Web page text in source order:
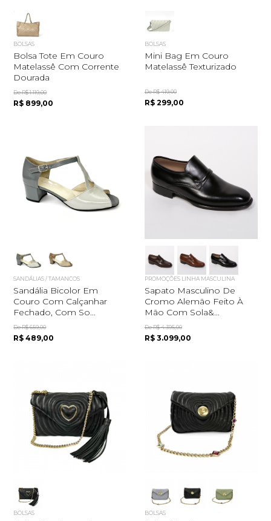
BOLSAS
Bolsa Tote Em Couro
Matelassê Com Corrente
Dourada
De R$ 1.119,00
R$ 899,00
BOLSAS
Mini Bag Em Couro
Matelassê Texturizado
De R$ 419,00
R$ 299,00
SANDÁLIAS / TAMANCOS
Sandália Bicolor Em
Couro Com Calçanhar
Fechado, Com So...
De R$ 659,00
R$ 489,00
PROMOÇÕES LINHA MASCULINA
Sapato Masculino De
Cromo Alemão Feito À
Mão Com Sola&...
De R$ 4.395,00
R$ 3.099,00
BOLSAS BOLSAS